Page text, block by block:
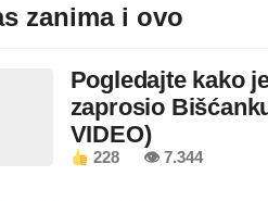
zanima i ovo
Pogledajte kako
zaprosio
VIDEO)
228 👁 7.344